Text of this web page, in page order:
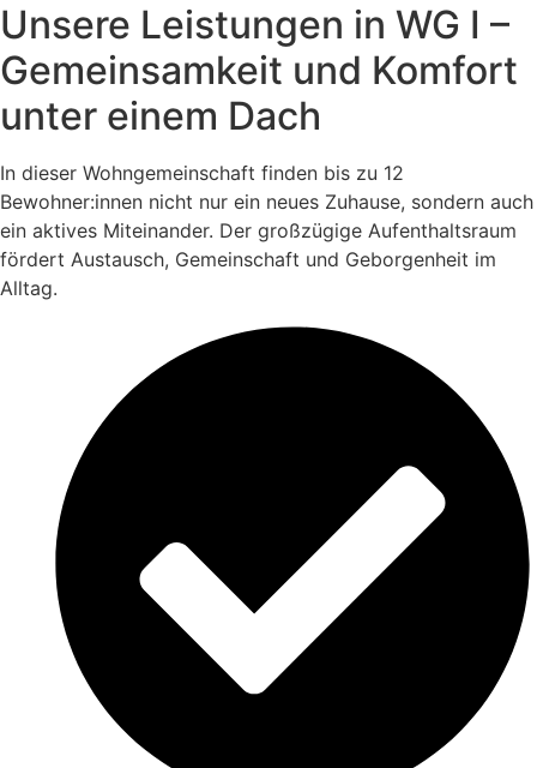
Unsere Leistungen in WG I –
Gemeinsamkeit und Komfort
unter einem Dach
In dieser Wohngemeinschaft finden bis zu 12
Bewohner:innen nicht nur ein neues Zuhause, sondern auch
ein aktives Miteinander. Der großzügige Aufenthaltsraum
fördert Austausch, Gemeinschaft und Geborgenheit im
Alltag.